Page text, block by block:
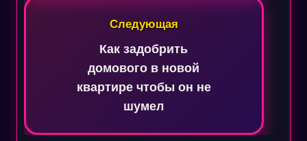
Следующая
Как задобрить
домового в новой
квартире чтобы он не
шумел